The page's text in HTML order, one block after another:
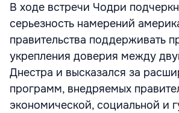
В ходе встречи Чодри
серьезность намерений
правительства поддерживать
укрепления доверия между
Днестра и высказался за
программ, внедряемых
экономической, социальной и